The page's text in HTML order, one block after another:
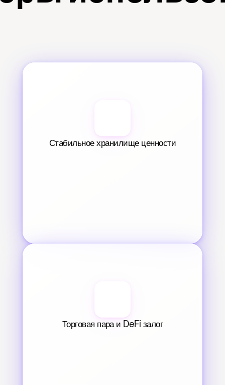
Стабильное хранилище ценности
Торговая пара и DeFi залог